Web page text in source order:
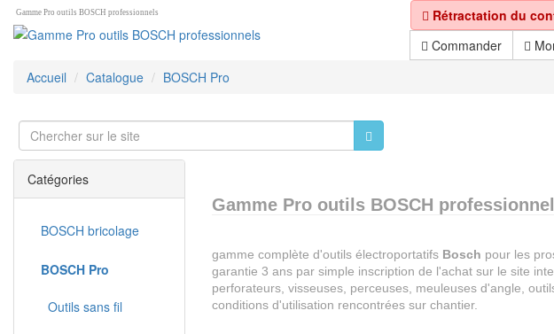
Gamme Pro outils BOSCH professionnels Rétractation du
Commander
Accueil
Catalogue BOSCH Pro
Gamme Pro outils BOSCH
gamme complète d'outils électroportatifs Bosch pour les
garantie 3 ans par simple inscription de l'achat sur le site
perforateurs, visseuses, perceuses, meuleuses d'angle,
conditions d'utilisation rencontrées sur chantier.
Catégories
BOSCH bricolage
BOSCH Pro
Outils sans fil